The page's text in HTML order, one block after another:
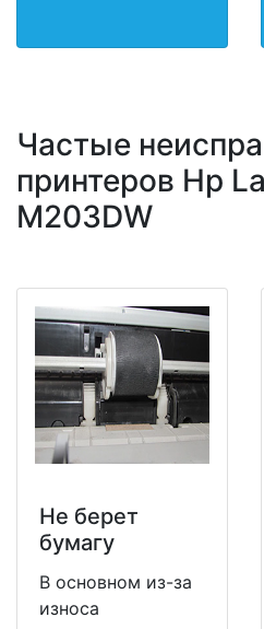
Частые
принтеров Hp
M203DW
Не берет
бумагу
В основном из-за
износа